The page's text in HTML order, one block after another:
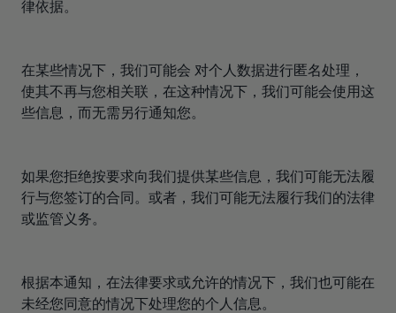
律依据。
在某些情况下，我们可能会 对个人数据进行匿名处理，
使其不再与您相关联，在这种情况下，我们可能会使用这
些信息，而无需另行通知您。
如果您拒绝按要求向我们提供某些信息，我们可能无法履
行与您签订的合同。或者，我们可能无法履行我们的法律
或监管义务。
根据本通知，在法律要求或允许的情况下，我们也可能在
未经您同意的情况下处理您的个人信息。